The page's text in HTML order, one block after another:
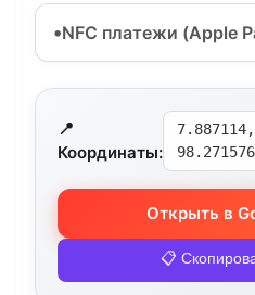
NFC платежи (Apple
📍
Координаты:
7.887114,
98.271576
Открыть в
📋